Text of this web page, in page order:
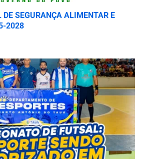
SEGURANÇA ALIMENTAR E
2028